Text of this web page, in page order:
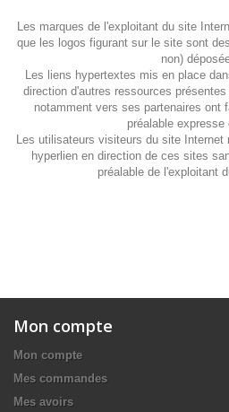
Les marques de l'exploitant du site
que les logos figurant sur le site sont
non)
Les liens hypertextes mis en place
direction d'autres ressources
notamment vers ses partenaires ont
préalable expresse
Les utilisateurs visiteurs du site Internet
hyperlien en direction de ces sites
préalable de l'exploitant
Mon compte
Mon compte
Mes commandes
Mes avoirs